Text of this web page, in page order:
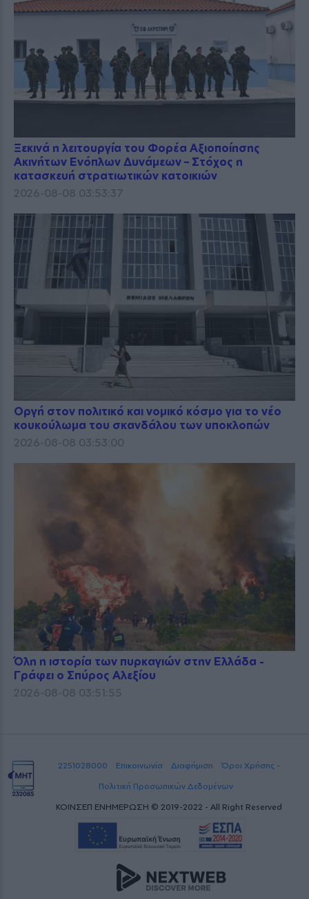
Ξεκινά η λειτουργία του Φορέα Αξιοποίησης
Ακινήτων Ενόπλων Δυνάμεων – Στόχος η
κατασκευή στρατιωτικών κατοικιών
2026-08-08 03:53:37
Οργή στον πολιτικό και νομικό κόσμο για το νέο
κουκούλωμα του σκανδάλου των υποκλοπών
2026-08-08 03:53:00
Όλη η ιστορία των πυρκαγιών στην Ελλάδα -
Γράφει ο Σπύρος Αλεξίου
2026-08-08 03:51:55
2251028000 Επικοινωνία Διαφήμιση
Όροι Χρήσης -
Πολιτική Προσωπικών Δεδομένων
ΚΟΙΝΣΕΠ ΕΝΗΜΕΡΩΣΗ © 2019-2022 - All Right Reserved